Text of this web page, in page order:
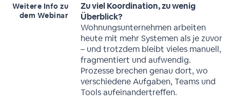
Weitere Info zu
dem Webinar
Zu viel Koordination, zu wenig
Überblick?
Wohnungsunternehmen arbeiten
heute mit mehr Systemen als je zuvor
– und trotzdem bleibt vieles manuell,
fragmentiert und aufwendig.
Prozesse brechen genau dort, wo
verschiedene Aufgaben, Teams und
Tools aufeinandertreffen.